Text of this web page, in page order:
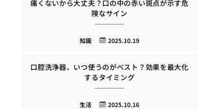
痛くないから大丈夫？口の中の赤い斑点が示す危
険なサイン
2025.10.19
知識
口腔洗浄器、いつ使うのがベスト？効果を最大化
するタイミング
2025.10.16
生活